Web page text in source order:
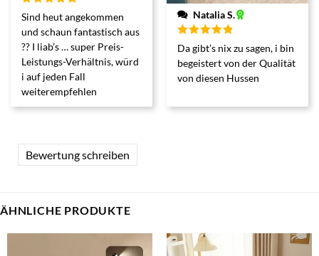
Bewertet
mit 5von 5
Sind heut angekommen
und schaun fantastisch aus
?? I liab’s … super Preis-
Leistungs-Verhältnis, würd
i auf jeden Fall
weiterempfehlen
Natalia S.
Bewertet
mit5von 5
Da gibt’s nix zu sagen, i bin
begeistert von der Qualität
von diesen Hussen
Bewertung schreiben
ÄHNLICHE PRODUKTE